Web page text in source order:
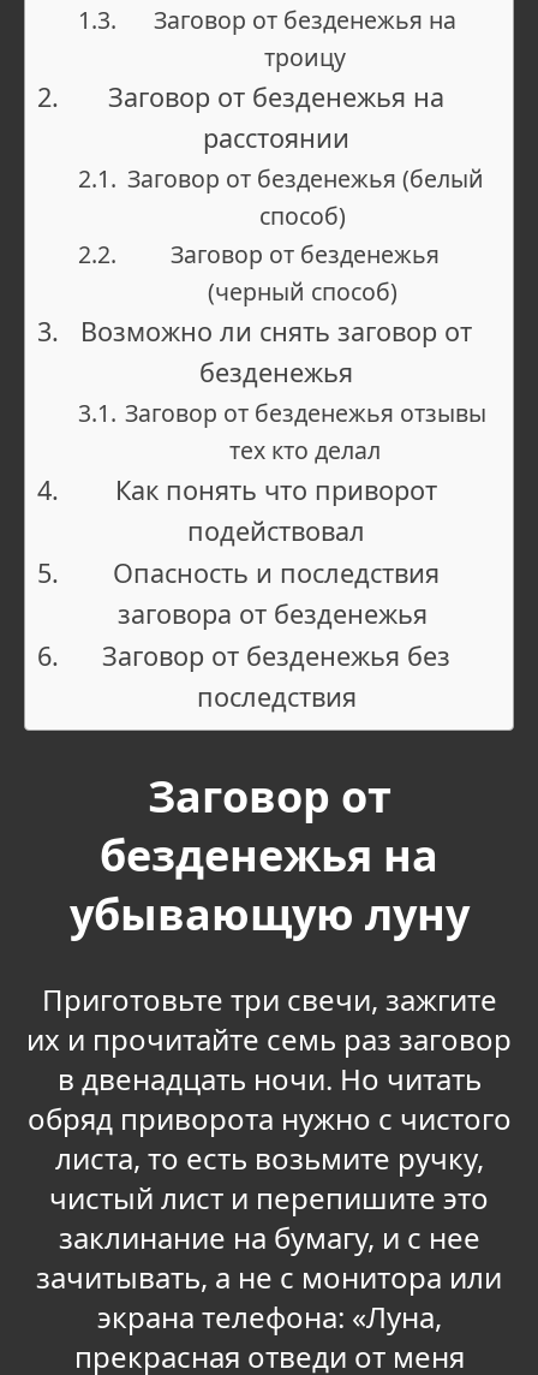
Заговор от безденежья на
троицу
Заговор от безденежья на
расстоянии
Заговор от безденежья (белый
способ)
Заговор от безденежья
(черный способ)
Возможно ли снять заговор от
безденежья
Заговор от безденежья отзывы
тех кто делал
Как понять что приворот
подействовал
Опасность и последствия
заговора от безденежья
Заговор от безденежья без
последствия
Заговор от
безденежья на
убывающую луну
Приготовьте три свечи, зажгите
их и прочитайте семь раз заговор
в двенадцать ночи. Но читать
обряд приворота нужно с чистого
листа, то есть возьмите ручку,
чистый лист и перепишите это
заклинание на бумагу, и с нее
зачитывать, а не с монитора или
экрана телефона: «Луна,
прекрасная отведи от меня